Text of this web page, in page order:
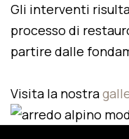
Gli interventi
processo di
partire dalle
Visita la nostra